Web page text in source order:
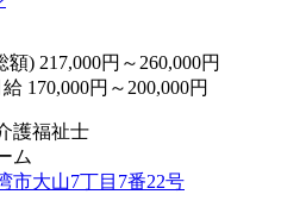
額) 217,000円～260,000円
170,000円～200,000円
護福祉士
ム
市大山7丁目7番22号